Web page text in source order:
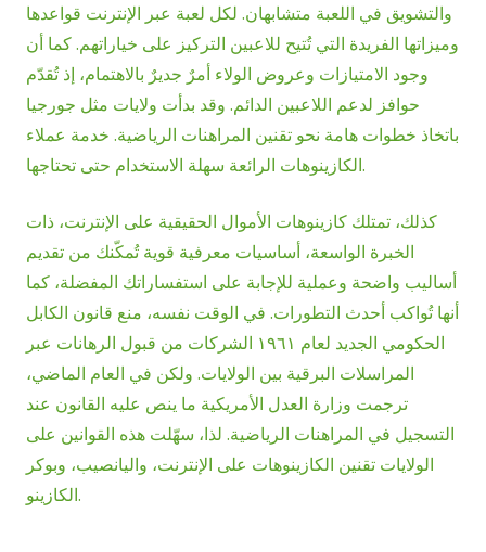
والتشويق في اللعبة متشابهان. لكل لعبة عبر الإنترنت قواعدها
وميزاتها الفريدة التي تُتيح للاعبين التركيز على خياراتهم. كما أن
وجود الامتيازات وعروض الولاء أمرٌ جديرٌ بالاهتمام، إذ تُقدّم
حوافز لدعم اللاعبين الدائم. وقد بدأت ولايات مثل جورجيا
باتخاذ خطوات هامة نحو تقنين المراهنات الرياضية. خدمة عملاء
الكازينوهات الرائعة سهلة الاستخدام حتى تحتاجها.
كذلك، تمتلك كازينوهات الأموال الحقيقية على الإنترنت، ذات
الخبرة الواسعة، أساسيات معرفية قوية تُمكّنك من تقديم
أساليب واضحة وعملية للإجابة على استفساراتك المفضلة، كما
أنها تُواكب أحدث التطورات. في الوقت نفسه، منع قانون الكابل
الحكومي الجديد لعام ١٩٦١ الشركات من قبول الرهانات عبر
المراسلات البرقية بين الولايات. ولكن في العام الماضي،
ترجمت وزارة العدل الأمريكية ما ينص عليه القانون عند
التسجيل في المراهنات الرياضية. لذا، سهّلت هذه القوانين على
الولايات تقنين الكازينوهات على الإنترنت، واليانصيب، وبوكر
الكازينو.